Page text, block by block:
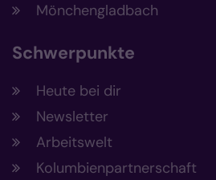
Mönchengladbach
Schwerpunkte
Heute bei dir
Newsletter
Arbeitswelt
Kolumbienpartnerschaft